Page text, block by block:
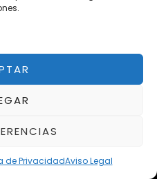
de PrivacidadAviso Legal
05/10/2026
05/10/2026